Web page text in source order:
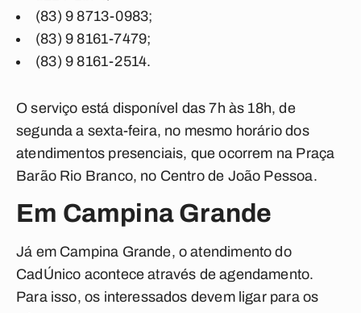
(83) 9 8713-0983;
(83) 9 8161-7479;
(83) 9 8161-2514.
O serviço está disponível das 7h às 18h, de
segunda a sexta-feira, no mesmo horário dos
atendimentos presenciais, que ocorrem na Praça
Barão Rio Branco, no Centro de João Pessoa.
Em Campina Grande
Já em Campina Grande, o atendimento do
CadÚnico acontece através de agendamento.
Para isso, os interessados devem ligar para os